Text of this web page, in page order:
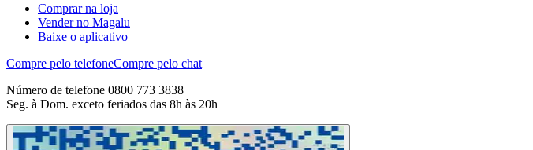
Comprar na loja
Vender no Magalu
Baixe o aplicativo
Compre pelo telefoneCompre pelo chat
Número de telefone 0800 773 3838
Seg. à Dom. exceto feriados das 8h às 20h